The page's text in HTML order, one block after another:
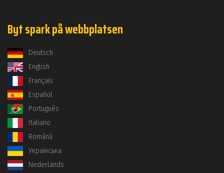
Byt spark på webbplatsen
Deutsch
English
Français
Español
Português
Italiano
Română
Українська
Nederlands